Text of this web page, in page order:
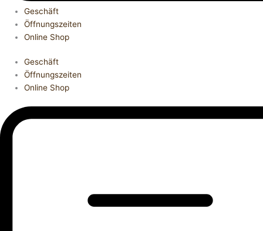
Geschäft
Öffnungszeiten
Online Shop
Geschäft
Öffnungszeiten
Online Shop